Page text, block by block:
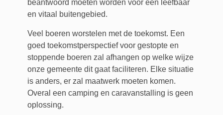
beantwoord moeten worden voor een leefbaar
en vitaal buitengebied.
Veel boeren worstelen met de toekomst. Een
goed toekomstperspectief voor gestopte en
stoppende boeren zal afhangen op welke wijze
onze gemeente dit gaat faciliteren. Elke situatie
is anders, er zal maatwerk moeten komen.
Overal een camping en caravanstalling is geen
oplossing.